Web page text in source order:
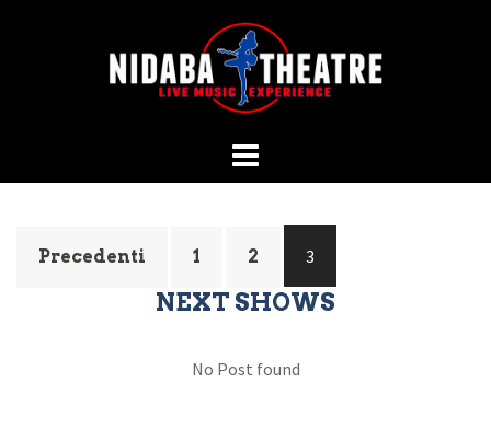
Paginazione
degli
Precedenti 1 2 3
NEXT SHOWS
No Post found